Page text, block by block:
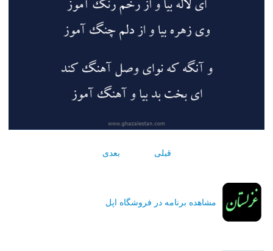
قبلی بعدی
مشاهده برنامه در فروشگاه اپل